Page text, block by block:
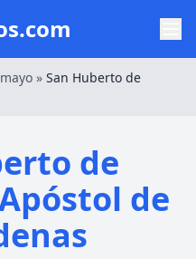
» San Huberto de
de
de